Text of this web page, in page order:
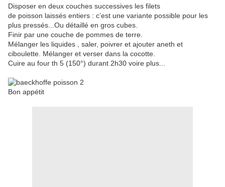
Disposer en deux couches successives les filets
de poisson laissés entiers : c’est une variante possible pour les
plus pressés...Ou détaillé en gros cubes.
Finir par une couche de pommes de terre.
Mélanger les liquides , saler, poivrer et ajouter aneth et
ciboulette. Mélanger et verser dans la cocotte.
Cuire au four th 5 (150°) durant 2h30 voire plus...
Bon appétit